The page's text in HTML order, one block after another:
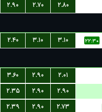
۲.۸۰ ۲.۷۰
۲.۹۰
۲۲:۳۰ ۳.۱۰ ۳.۱۰
۲.۴۰
۲.۰۱ ۲.۹۰
۳.۶۰
۲.۹۰ ۲.۹۰
۲.۳۵
۲.۷۳ ۲.۹۰
۲.۳۹